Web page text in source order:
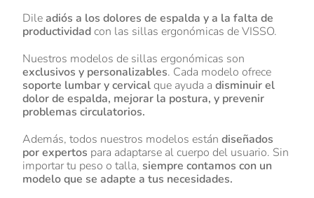
Dileadiós a los dolores de espalda y a la falta de
productividadcon las sillas ergonómicas de VISSO.
Nuestros modelos de sillas ergonómicas son
exclusivos y personalizables. Cada modelo ofrece
soporte lumbar y cervicalque ayuda adisminuir el
dolor de espalda, mejorar la postura, y prevenir
problemas circulatorios.
Además, todos nuestros modelos estándiseñados
por expertos para adaptarse al cuerpo del usuario. Sin
importar tu peso o talla, siempre contamos con un
modelo que se adapte a tus necesidades.